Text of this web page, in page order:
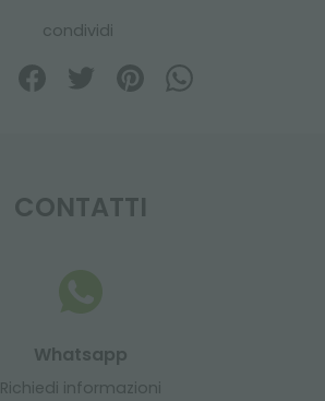
condividi
CONTATTI
Whatsapp
Richiedi informazioni